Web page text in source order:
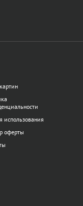
использования
оферты